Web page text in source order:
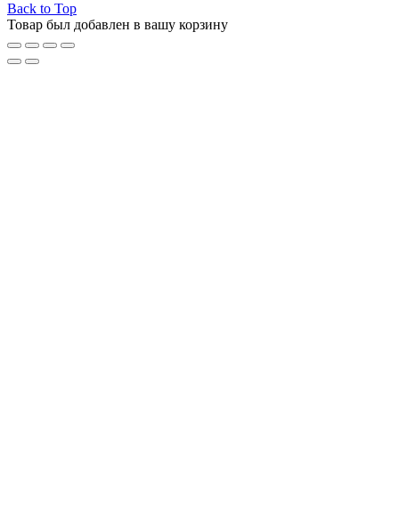
Back to Top
Товар был добавлен в вашу корзину